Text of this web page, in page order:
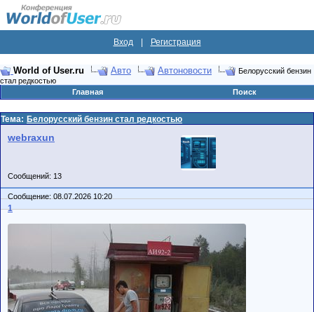
Вход Регистрация
World of User.ru Авто Автоновости
Белорусский бензин
стал редкостью
Главная
Поиск
Тема: Белорусский бензин стал редкостью
webraxun
Сообщений: 13
Сообщение: 08.07.2026 10:20
1